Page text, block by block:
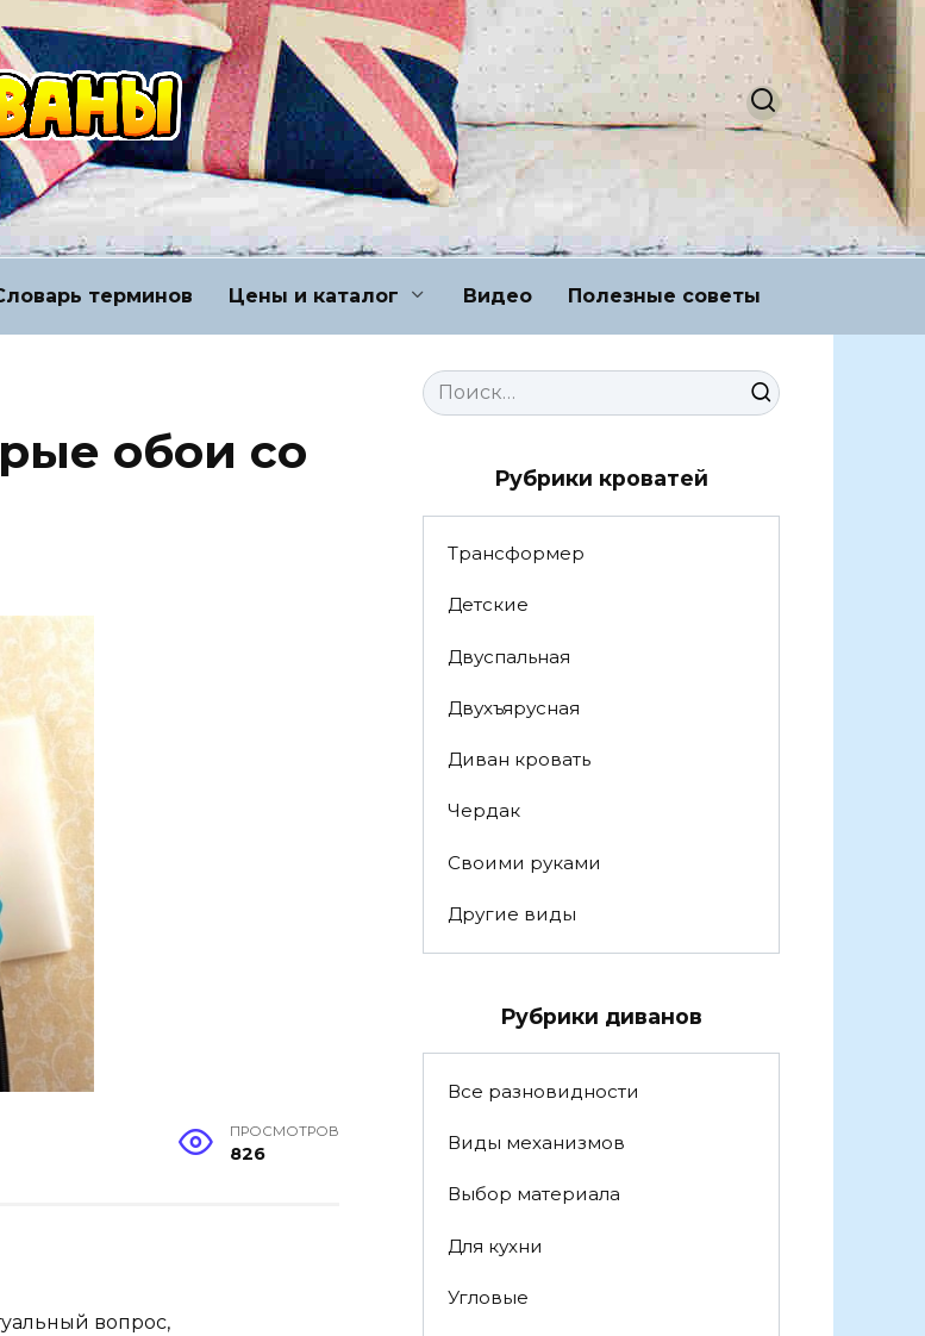
терминов Цены и каталог Видео Полезные советы
обои со
ПРОСМОТРОВ
826
вопрос,
Search
for:
Рубрики кроватей
Трансформер
Детские
Двуспальная
Двухъярусная
Диван кровать
Чердак
Своими руками
Другие виды
Рубрики диванов
Все разновидности
Виды механизмов
Выбор материала
Для кухни
Угловые